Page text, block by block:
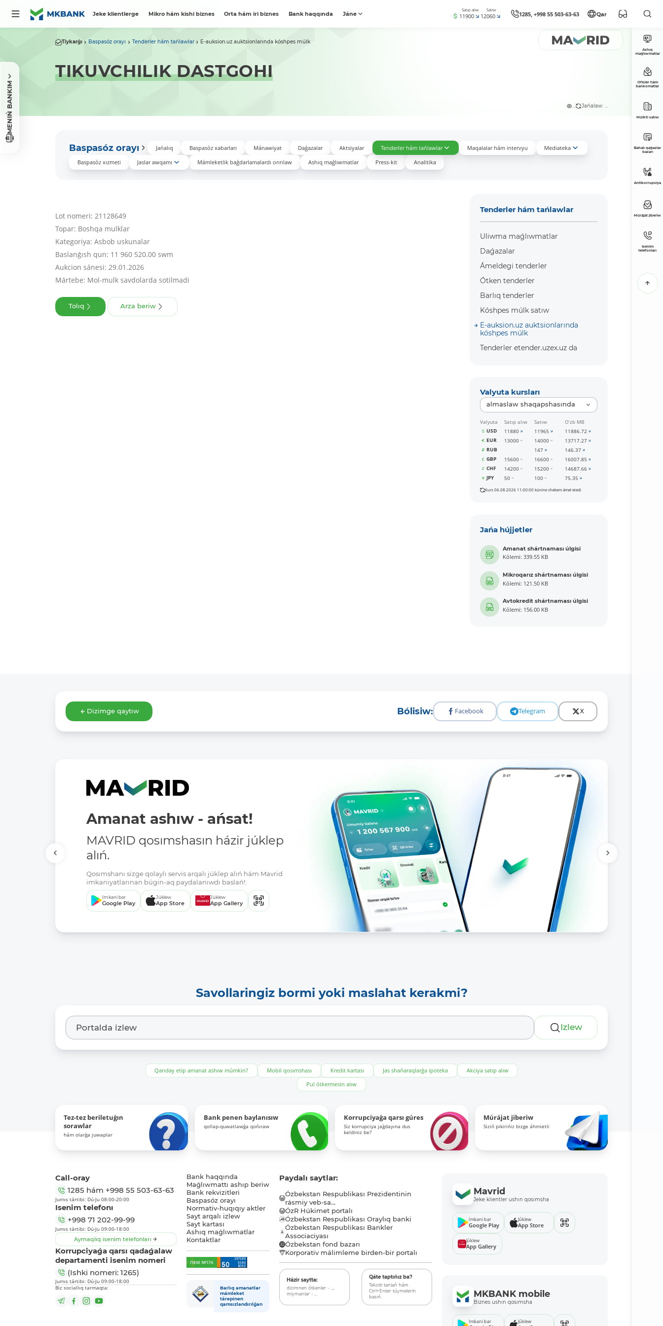
Jeke klientlerge Mikro hám kishi biznes Orta hám iri biznes Bank haqqında Jáne
Satıp alıw
11900
Satıw
12060 1285, +998 55 503-63-63 Qar
MENIŃ BANKIM
Tiykarǵı Baspasóz orayı Tenderler hám tańlawlar E-auksion.uz auktsionlarında kóshpes múlk
TIKUVCHILIK DASTGOHI
... Jańalaw: ...
Baspasóz orayı Jańalıq Baspasóz xabarları Mánawiyat Daǵazalar Aktsiyalar Tenderler hám tańlawlar Maqalalar hám intervyu
Mediateka
Baspasóz xızmeti
Jaslar awqamı Mámleketlik baǵdarlamalardı orınlaw Ashıq maǵlıwmatlar Press-kit Analitika
Lot nomeri: 21128649
Topar: Boshqa mulklar
Kategoriya: Asbob uskunalar
Baslanǵısh qun: 11 960 520.00 swm
Aukcion sánesi: 29.01.2026
Mártebe: Mol-mulk savdolarda sotilmadi
Tolıq Arza beriw
Tenderler hám tańlawlar
Uliwma maǵlıwmatlar
Daǵazalar
Ámeldegi tenderler
Ótken tenderler
Barlıq tenderler
Kóshpes múlk satıw
E-auksion.uz auktsionlarında
kóshpes múlk
Tenderler etender.uzex.uz da
Valyuta kursları
almaslaw shaqapshasında
Valyuta Satıp alıw Satıw
O‘zb MB
USD
11880 11965
11886.72
EUR
13000 14000
13717.27
RUB
147
146.37
GBP
15600 16600
16007.85
CHF
14200 15200
14687.66
JPY
50 100 75.35
Kurs 06.08.2026 11:00:00 kúnine shekem ámel etedi
Jańa hújjetler
Amanat shártnaması úlgisi
Kólemi: 339.55 KB
Mikroqarız shártnaması úlgisi
Kólemi: 121.50 KB
Avtokredit shártnaması úlgisi
Kólemi: 156.00 KB
Dizimge qaytıw Bólisiw: Facebook Telegram X
Amanat ashıw - ańsat!
MAVRID qosımshasın házir júklep
alıń.
Qosımshanı sizge qolaylı servis arqalı júklep alıń hám Mavrid
imkaniyatlarınan búgin-aq paydalanıwdı baslań!:
Imkani bar
Google Play
Júklew
App Store
Júklew
App Gallery
Savollaringiz bormi yoki maslahat kerakmi?
Izlew
Qanday etip amanat ashıw múmkin? Mobil qosımshası Kredit kartası Jas shańaraqlarǵa ipoteka
Akciya satıp alıw
Pul ótkermesin alıw
Tez-tez beriletuǵın
sorawlar
hám olarǵa juwaplar
Bank penen baylanısıw
qollap-quwatlawǵa qońıraw
Korrupciyaǵa qarsı gúres
Siz korrupciya jaǵdayına dus
keldiniz be?
Múrájat jiberiw
Siziń pikirińiz bizge áhmietli
Ashıq
maǵlıwmatlar
Ofisler hám
bankomatlar
Múlkti satıw
Bahalı qaǵazlar
bazarı
Antikorrupsiya
Múrájat jiberiw
Isenim
telefonları
Call-oray
1285 hám +998 55 503-63-63
Jumıs tártibi: Dú-Ju 08:00-20:00
Isenim telefonı
+998 71 202-99-99
Jumıs tártibi: Dú-Ju 09:00-18:00
Aymaqlıq isenim telefonları
Korrupciyaǵa qarsı qadaǵalaw
departamenti isenim nomeri
(Ishki nomeri: 1265)
Jumıs tártibi: Dú-Ju 09:00-18:00
Biz sociallıq tarmaqta:
Bank haqqında
Maǵlıwmattı ashıp beriw
Bank rekvizitleri
Baspasóz orayı
Normativ-huqıqıy aktler
Sayt arqalı izlew
Sayt kartası
Ashıq maǵlıwmatlar
Kontaktlar
Barlıq amanatlar
mámleket
tárepinen
qamsızlandırılǵan
Paydalı saytlar:
Ózbekstan Respublikası Prezidentinin
rásmiy veb-sa...
ÓzR Húkimet portalı
Ózbekstan Respublikası Oraylıq banki
Ózbekstan Respublikası Bankler
Associaciyası
Ózbekstan fond bazarı
Korporativ málimleme birden-bir portalı
Házir saytta:
dizimnen ótkenler - ...,
miymanlar - ...
Qáte taptıńız ba?
Tekstti tanlań hám
Ctrl+Enter túymelerin
basıń.
Mavrid
Jeke klientler ushın qosımsha
Imkani bar
Google Play
Júklew
App Store
Júklew
App Gallery
MKBANK mobile
Biznes ushın qosımsha
Imkani bar Júklew